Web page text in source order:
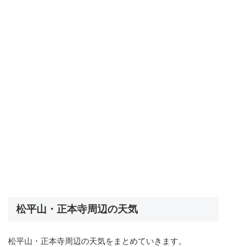
松平山・正本寺周辺の天気
松平山・正本寺周辺の天気をまとめていきます。